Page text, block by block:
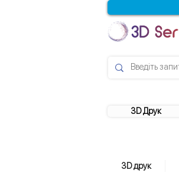
3D Друк
3D друк